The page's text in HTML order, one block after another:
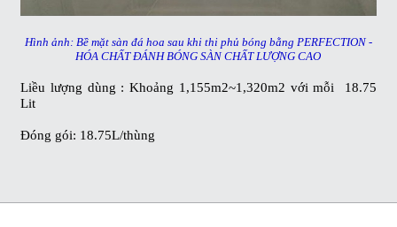
Hình ảnh: Bề mặt sàn đá hoa sau khi thi phủ bóng bằng PERFECTION -
HÓA CHẤT ĐÁNH BÓNG SÀN CHẤT LƯỢNG CAO
Liều lượng dùng : Khoảng 1,155m2~1,320m2 với mỗi 18.75
Lit
Đóng gói: 18.75L/thùng